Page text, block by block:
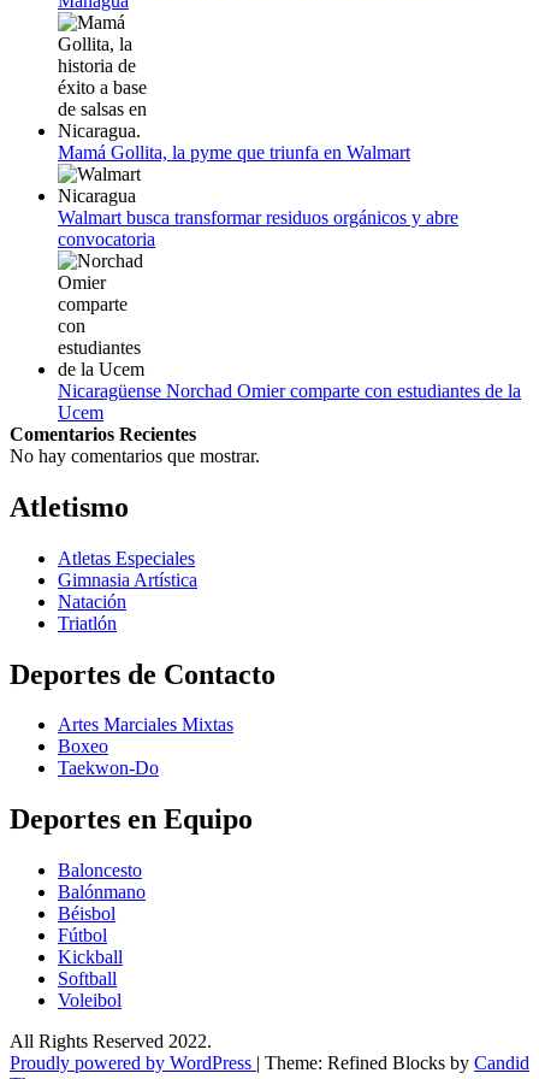
Mamá Gollita, la pyme que triunfa en Walmart
Walmart busca transformar residuos orgánicos y abre
convocatoria
Nicaragüense Norchad Omier comparte con estudiantes de la
Ucem
Comentarios Recientes
No hay comentarios que mostrar.
Atletismo
Atletas Especiales
Gimnasia Artística
Natación​
Triatlón​
Deportes de Contacto
Artes Marciales Mixtas
Boxeo
Taekwon-Do
Deportes en Equipo
Baloncesto
Balónmano
Béisbol
Fútbol
Kickball​
Softball​
Voleibol​
All Rights Reserved 2022.
Proudly powered by WordPress | Theme: Refined Blocks by Candid